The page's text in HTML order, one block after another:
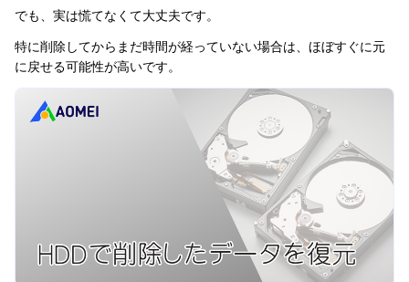
でも、実は慌てなくて大丈夫です。
特に削除してからまだ時間が経っていない場合は、ほぼすぐに元
に戻せる可能性が高いです。